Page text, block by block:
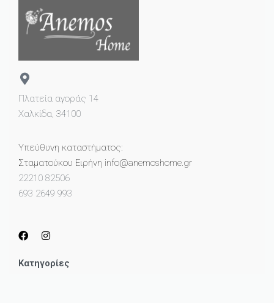
Πλατεία αγοράς 14
Χαλκίδα, 34100
Υπεύθυνη καταστήματος:
Σταματούκου Ειρήνη info@anemoshome.gr
22210 82506
693 2649 993
Κατηγορίες